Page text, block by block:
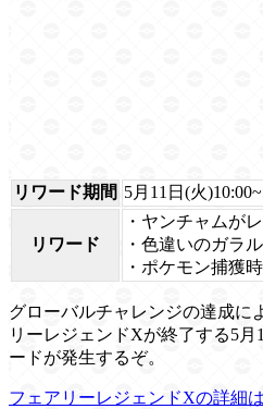
リワード期間 5月11日(火
リワード
・ヤンチャムが
・色違いのガラ
・ポケモン捕獲
グローバルチャレンジの達成に
リーレジェンドXが終了する5月
ードが発生するぞ。
フェアリーレジェンドXの詳細